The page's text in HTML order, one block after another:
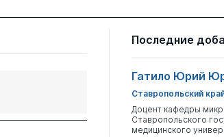
Последние
Гатило Юрий
Ставропольский
Доцент кафедры
Ставропольского
медицинского